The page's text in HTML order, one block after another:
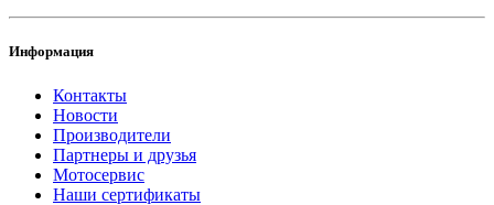
Информация
Контакты
Новости
Производители
Партнеры и друзья
Мотосервис
Наши сертификаты